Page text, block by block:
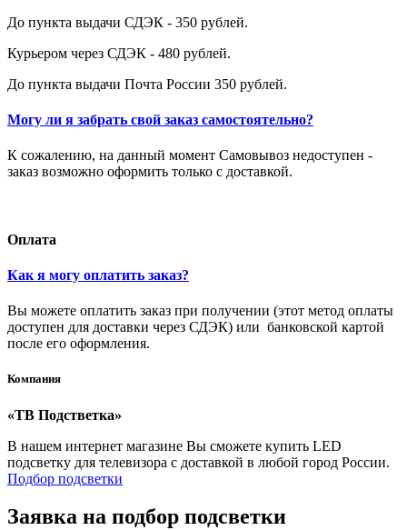
До пункта выдачи СДЭК - 350 рублей.
Курьером через СДЭК - 480 рублей.
До пункта выдачи Почта России 350 рублей.
Могу ли я забрать свой заказ самостоятельно?
К сожалению, на данный момент Самовывоз недоступен -
заказ возможно оформить только с доставкой.
Оплата
Как я могу оплатить заказ?
Вы можете оплатить заказ при получении (этот метод оплаты
доступен для доставки через СДЭК) или банковской картой
после его оформления.
Компания
«ТВ Подстветка»
В нашем интернет магазине Вы сможете купить LED
подсветку для телевизора с доставкой в любой город России.
Подбор подсветки
Заявка на подбор подсветки